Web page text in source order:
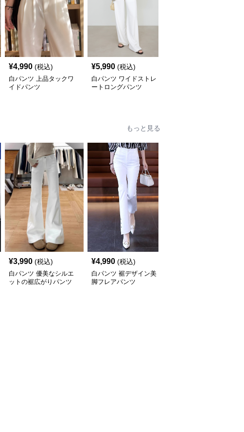
¥4,990 (税込)
白パンツ 上品タックワ
イドパンツ
¥5,990 (税込)
白パンツ ワイドストレ
ートロングパンツ
もっと見る
¥3,990 (税込)
白パンツ 優美なシルエ
ットの裾広がりパンツ
¥4,990 (税込)
白パンツ 裾デザイン美
脚フレアパンツ